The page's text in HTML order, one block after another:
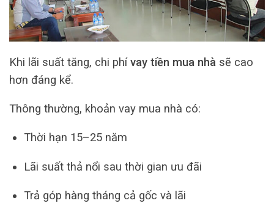
Khi lãi suất tăng, chi phívay tiền mua nhà sẽ cao
hơn đáng kể.
Thông thường, khoản vay mua nhà có:
Thời hạn 15–25 năm
Lãi suất thả nổi sau thời gian ưu đãi
Trả góp hàng tháng cả gốc và lãi